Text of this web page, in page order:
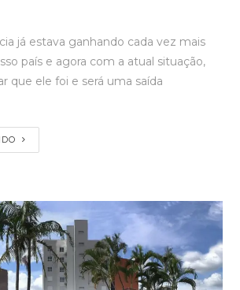
já estava ganhando cada vez mais
país e agora com a atual situação,
que ele foi e será uma saída